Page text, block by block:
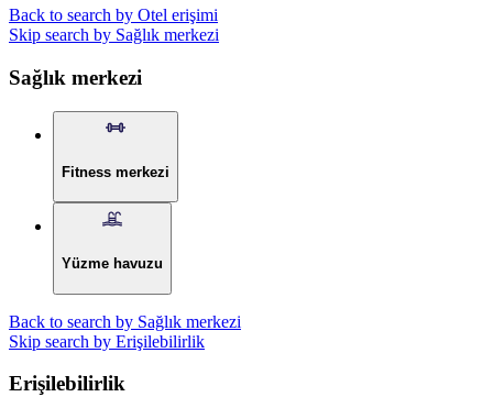
Back to search by Otel erişimi
Skip search by Sağlık merkezi
Sağlık merkezi
Fitness merkezi
Yüzme havuzu
Back to search by Sağlık merkezi
Skip search by Erişilebilirlik
Erişilebilirlik